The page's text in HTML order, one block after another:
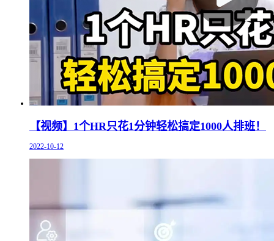
【视频】1个HR只花1分钟轻松搞定1000人排班！
2022-10-12